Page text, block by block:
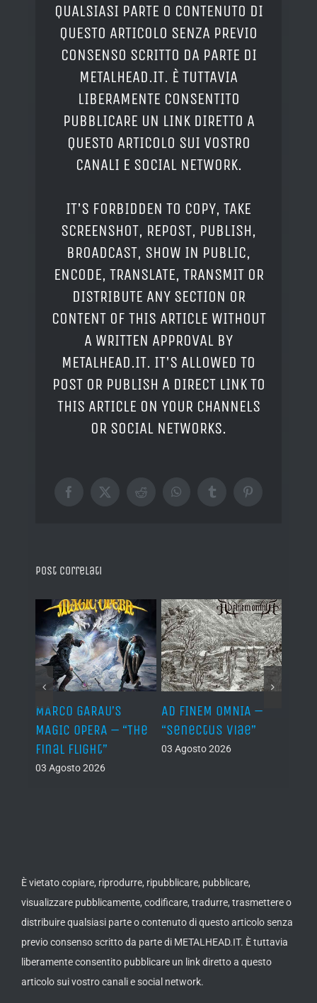
QUALSIASI PARTE O CONTENUTO DI
QUESTO ARTICOLO SENZA PREVIO
CONSENSO SCRITTO DA PARTE DI
METALHEAD.IT. È TUTTAVIA
LIBERAMENTE CONSENTITO
PUBBLICARE UN LINK DIRETTO A
QUESTO ARTICOLO SUI VOSTRO
CANALI E SOCIAL NETWORK.
IT'S FORBIDDEN TO COPY, TAKE
SCREENSHOT, REPOST, PUBLISH,
BROADCAST, SHOW IN PUBLIC,
ENCODE, TRANSLATE, TRANSMIT OR
DISTRIBUTE ANY SECTION OR
CONTENT OF THIS ARTICLE WITHOUT
A WRITTEN APPROVAL BY
METALHEAD.IT. IT'S ALLOWED TO
POST OR PUBLISH A DIRECT LINK TO
THIS ARTICLE ON YOUR CHANNELS
OR SOCIAL NETWORKS.
Facebook
X RedditWhatsAppTumblrPinterest
Post correlati
MARCO GARAU’S
MAGIC OPERA – “The
Final Flight”
03 Agosto 2026
AD FINEM OMNIA –
“Senectus Viae”
03 Agosto 2026
È vietato copiare, riprodurre, ripubblicare, pubblicare,
visualizzare pubblicamente, codificare, tradurre, trasmettere o
distribuire qualsiasi parte o contenuto di questo articolo senza
previo consenso scritto da parte di METALHEAD.IT. È tuttavia
liberamente consentito pubblicare un link diretto a questo
articolo sui vostro canali e social network.